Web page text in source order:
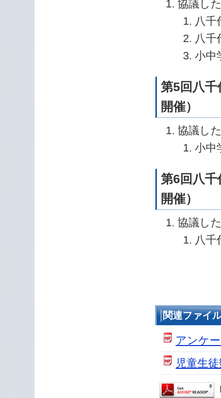
協議し
八千
八千
小中
第5回八千
開催）
協議し
小中
第6回八千
開催）
協議し
八千
関連ファイ
アンケ
児童生